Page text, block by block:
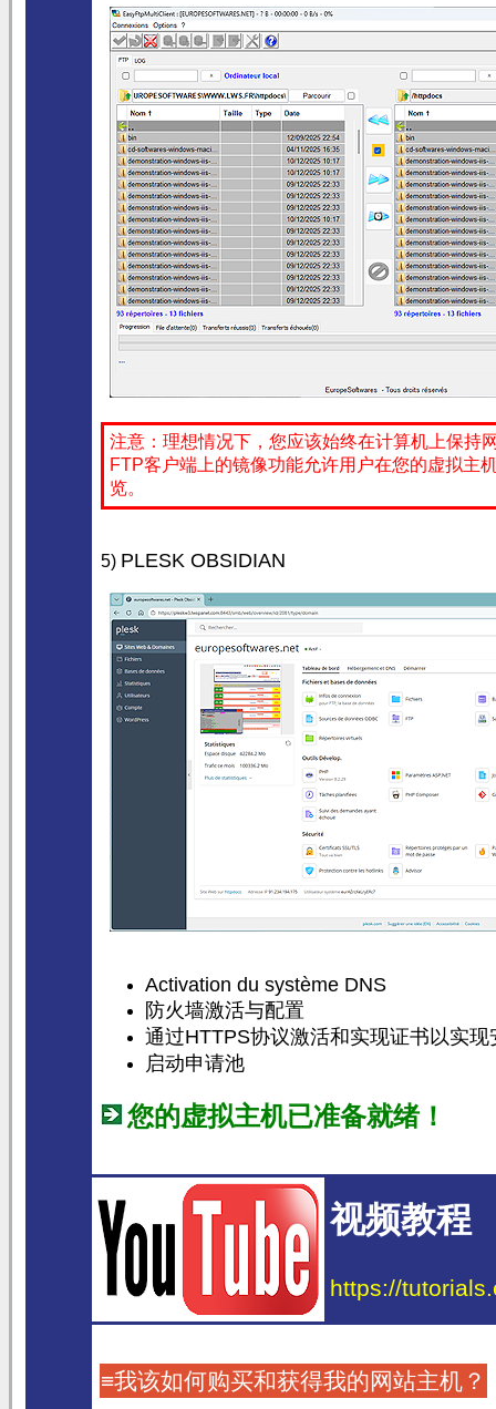
注意：理想情况下，您应该始终在计算机上保持
FTP客户端上的镜像功能允许用户在您的虚拟主
览。
5) PLESK OBSIDIAN
Activation du système DNS
防火墙激活与配置
通过HTTPS协议激活和实现证书以实现
启动申请池
您的虚拟主机已准备就绪！
视频教程
https://
≡我该如何购买和获得我的网站主机？